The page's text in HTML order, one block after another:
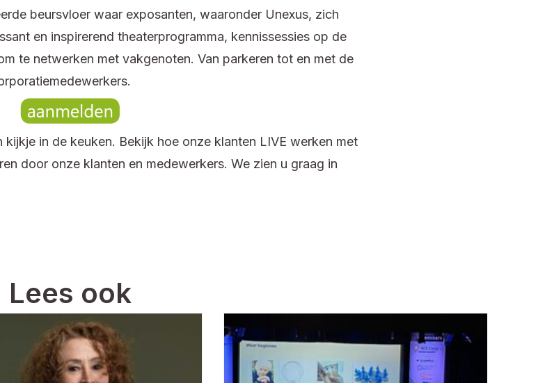
beursvloer waar exposanten, waaronder Unexus, zich
en inspirerend theaterprogramma, kennissessies op de
te netwerken met vakgenoten. Van parkeren tot en met de
kijkje in de keuken. Bekijk hoe onze klanten LIVE werken met
door onze klanten en medewerkers. We zien u graag in
Lees ook